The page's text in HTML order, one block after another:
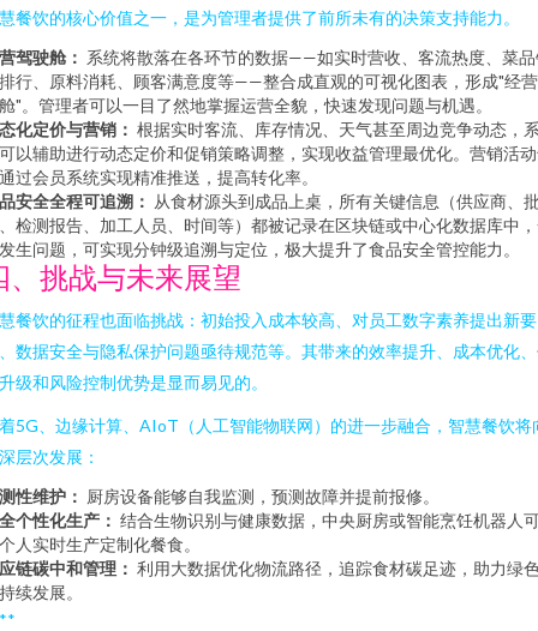
餐饮的核心价值之一，是为管理者提供了前所未有的决策支持能力。
驾驶舱： 系统将散落在各环节的数据——如实时营收、客流热度、菜
行、原料消耗、顾客满意度等——整合成直观的可视化图表，形成"经
"。管理者可以一目了然地掌握运营全貌，快速发现问题与机遇。
化定价与营销： 根据实时客流、库存情况、天气甚至周边竞争动态，
以辅助进行动态定价和促销策略调整，实现收益管理最优化。营销活
过会员系统实现精准推送，提高转化率。
安全全程可追溯： 从食材源头到成品上桌，所有关键信息（供应商、
检测报告、加工人员、时间等）都被记录在区块链或中心化数据库中
生问题，可实现分钟级追溯与定位，极大提升了食品安全管控能力。
、挑战与未来展望
餐饮的征程也面临挑战：初始投入成本较高、对员工数字素养提出新要
数据安全与隐私保护问题亟待规范等。其带来的效率提升、成本优化
级和风险控制优势是显而易见的。
5G、边缘计算、AIoT（人工智能物联网）的进一步融合，智慧餐饮将
层次发展：
性维护： 厨房设备能够自我监测，预测故障并提前报修。
个性化生产： 结合生物识别与健康数据，中央厨房或智能烹饪机器人
人实时生产定制化餐食。
链碳中和管理： 利用大数据优化物流路径，追踪食材碳足迹，助力绿
续发展。